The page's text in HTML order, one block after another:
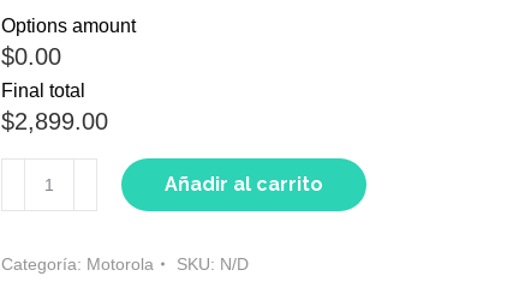
Options amount
$0.00
Final total
$2,899.00
E6S
Añadir al carrito
Categoría: Motorola SKU: N/D